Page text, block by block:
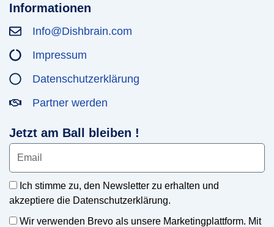
Informationen
Info@Dishbrain.com
Impressum
Datenschutzerklärung
Partner werden
Jetzt am Ball bleiben !
Ich stimme zu, den Newsletter zu erhalten und
akzeptiere die Datenschutzerklärung.
Wir verwenden Brevo als unsere Marketingplattform. Mit